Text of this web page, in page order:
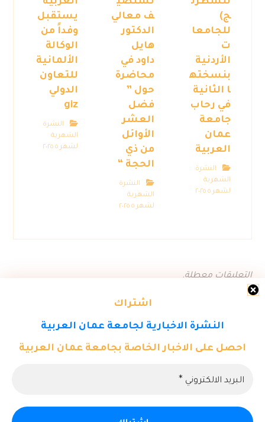
اشتراك
النشرة الاخبارية لجامعة عمان العربية
احصل على الاخبار الخاصة بجامعة عمان العربية
ج)
للجامعا
ت
الأردنية
بنسخته
ا الثانية
في رحاب
جامعة
عمان
العربية
النشرة
الشهرية
لشهر ٥ ٢٠٢٥
ف معالي
الدكتور
هايل
داود في
محاضرة
حول ”
فضل
العشر
الأوائل
من ذي
الحجة “
النشرة
الشهرية
لشهر ٥ ٢٠٢٥
يستقبل
وفداً من
الوكالة
الألمانية
للتعاون
الدولي
giz
النشرة
الشهرية
لشهر ٥ ٢٠٢٥
التعليقات معطلة.